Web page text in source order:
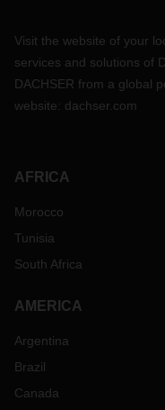
Visit the website of your
services and solutions of
DACHSER from a global
website: dachser.com
AFRICA
Morocco
Tunisia
South Africa
AMERICA
Argentina
Brazil
Canada